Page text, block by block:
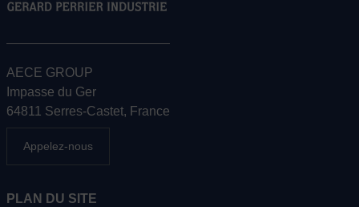
AECE GROUP
Impasse du Ger
64811 Serres-Castet, France
Appelez-nous
PLAN DU SITE